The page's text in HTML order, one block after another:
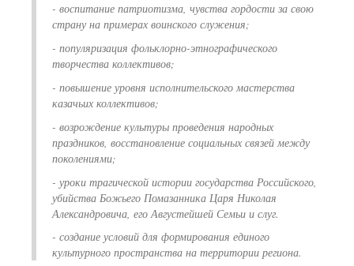
- воспитание патриотизма, чувства гордости за свою
страну на примерах воинского служения;
- популяризация фольклорно-этнографического
творчества коллективов;
- повышение уровня исполнительского мастерства
казачьих коллективов;
- возрождение культуры проведения народных
праздников, восстановление социальных связей между
поколениями;
- уроки трагической истории государства Российского,
убийства Божьего Помазанника Царя Николая
Александровича, его Августейшей Семьи и слуг.
- создание условий для формирования единого
культурного пространства на территории региона.